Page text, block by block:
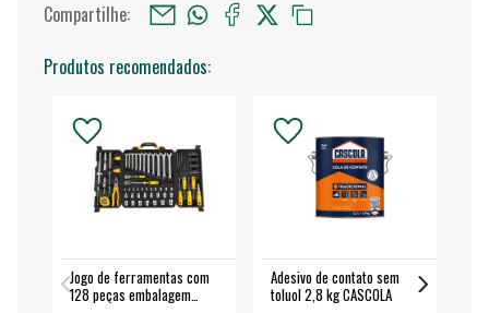
Compartilhe:
Produtos recomendados:
Jogo de ferramentas com
128 peças embalagem
Adesivo de contato sem
toluol 2,8 kg CASCOLA